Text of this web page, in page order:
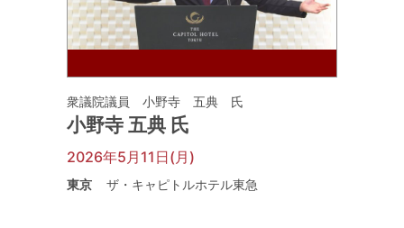
衆議院議員 小野寺 五典 氏
小野寺 五典 氏
2026年5月11日(月)
東京 ザ・キャピトルホテル東急